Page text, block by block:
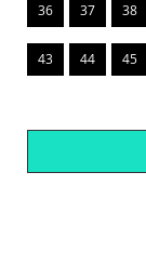
36 37 38
43 44 45